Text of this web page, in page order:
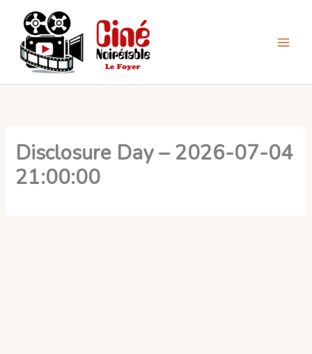
contenu
Disclosure Day – 2026-07-04
21:00:00